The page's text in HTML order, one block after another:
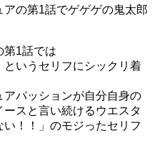
の第1話でゲゲゲの鬼太郎
第1話では
いうセリフにシックリ着
パッションが自分自身の
スと言い続けるウエスタ
！！」のモジったセリフ